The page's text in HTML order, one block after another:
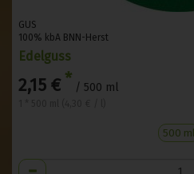
GUS
100% kbA BNN-Herst
Edelguss
2,15 € * / 500 ml
500 ml
Anzahl